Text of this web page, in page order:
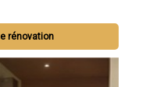
rénovation